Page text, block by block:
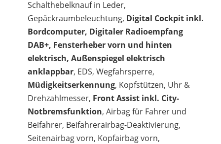
Schalthebelknauf in Leder,
Gepäckraumbeleuchtung, Digital Cockpit inkl.
Bordcomputer, Digitaler Radioempfang
DAB+, Fensterheber vorn und hinten
elektrisch, Außenspiegel elektrisch
anklappbar, EDS, Wegfahrsperre,
Müdigkeitserkennung, Kopfstützen, Uhr &
Drehzahlmesser, Front Assist inkl. City-
Notbremsfunktion, Airbag für Fahrer und
Beifahrer, Beifahrerairbag-Deaktivierung,
Seitenairbag vorn, Kopfairbag vorn,